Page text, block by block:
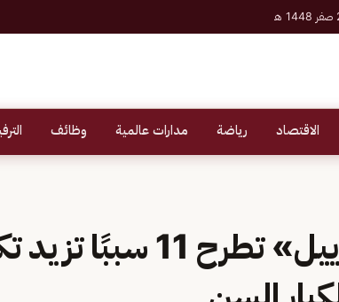
الاقتصاد رياضة مدارات عالمية وظائف
جامعة «ييل» تطرح 11